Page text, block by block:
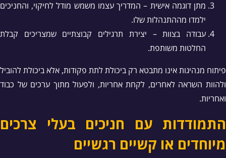
מתן דוגמה אישית – המדריך עצמו משמש מודל לחיקוי, והחניכים
ילמדו מההתנהלות שלו.
עבודה בצוות – יצירת תרגילים קבוצתיים שמצריכים קבלת
החלטות משותפת.
פיתוח מנהיגות אינו מתבטא רק ביכולת לתת פקודות, אלא ביכולת להוביל
ולהוות השראה לאחרים, לקחת אחריות, ולפעול מתוך ערכים של כבוד
ואחריות.
התמודדות עם חניכים בעלי צרכים
מיוחדים או קשיים רגשיים